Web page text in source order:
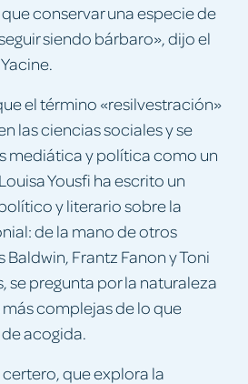
conservar una especie de
siendo bárbaro», dijo el
el término «resilvestración»
las ciencias sociales y se
mediática y política como un
Yousfi ha escrito un
y literario sobre la
de la mano de otros
Frantz Fanon y Toni
se pregunta por la naturaleza
complejas de lo que
acogida.
que explora la